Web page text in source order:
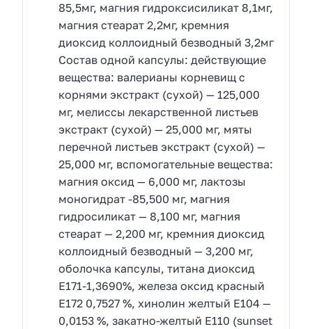
85,5мг, магния гидроксисиликат 8,1мг,
магния стеарат 2,2мг, кремния
диоксид коллоидный безводный 3,2мг
Состав одной капсулы: действующие
вещества: валерианы корневищ с
корнями экстракт (сухой) — 125,000
мг, мелиссы лекарственной листьев
экстракт (сухой) — 25,000 мг, мяты
перечной листьев экстракт (сухой) —
25,000 мг, вспомогательные вещества:
магния оксид — 6,000 мг, лактозы
моногидрат -85,500 мг, магния
гидросиликат — 8,100 мг, магния
стеарат — 2,200 мг, кремния диоксид
коллоидный безводный — 3,200 мг,
оболочка капсулы, титана диоксид
Е171-1,3690%, железа оксид красный
Е172 0,7527 %, хинолин желтый Е104 —
0,0153 %, закатно-желтый Е110 (sunset